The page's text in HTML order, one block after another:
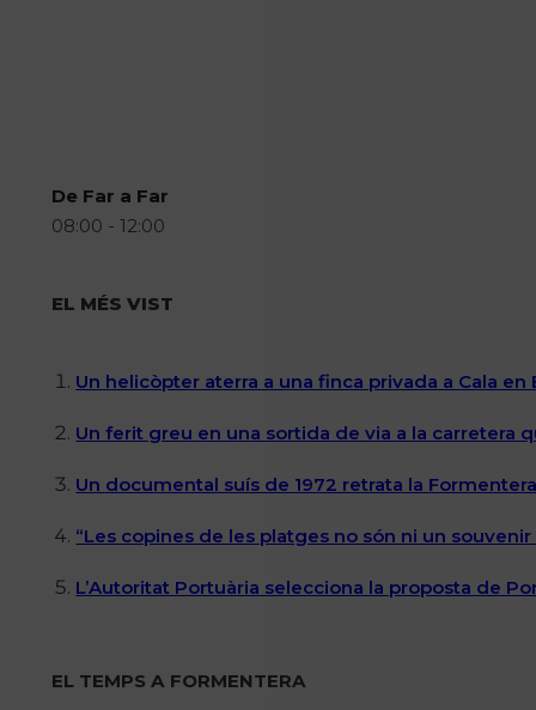
De Far a Far
08:00 - 12:00
EL MÉS VIST
Un helicòpter aterra a una finca privada a Cala
Un ferit greu en una sortida de via a la carretera
Un documental suís de 1972 retrata la
“Les copines de les platges no són ni un
L’Autoritat Portuària selecciona la proposta de
EL TEMPS A FORMENTERA